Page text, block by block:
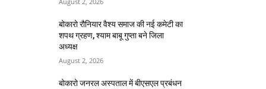
बोकारो रौनियार वैश्य समाज की नई कमेटी का
शपथ ग्रहण, श्याम बाबू गुप्ता बने जिला
अध्यक्ष
August 2, 2026
बोकारो जनरल अस्पताल में बीएसएल प्रबंधन